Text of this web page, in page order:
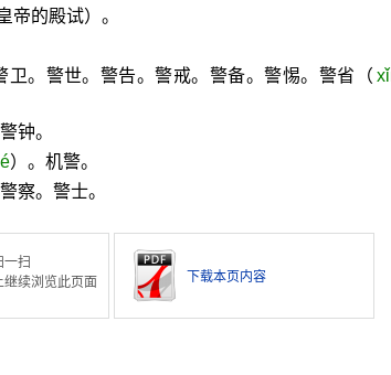
帝的殿试）。
。警世。警告。警戒。警备。警惕。警省（
钟。
）。机警。
察。警士。
一扫
继续浏览此页面
下载本页内容